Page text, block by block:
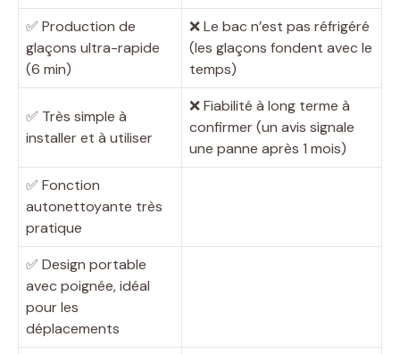
✅ Production de
glaçons ultra-rapide
(6 min)
❌ Le bac n’est pas réfrigéré
(les glaçons fondent avec le
temps)
✅ Très simple à
installer et à utiliser
❌ Fiabilité à long terme à
confirmer (un avis signale
une panne après 1 mois)
✅ Fonction
autonettoyante très
pratique
✅ Design portable
avec poignée, idéal
pour les
déplacements